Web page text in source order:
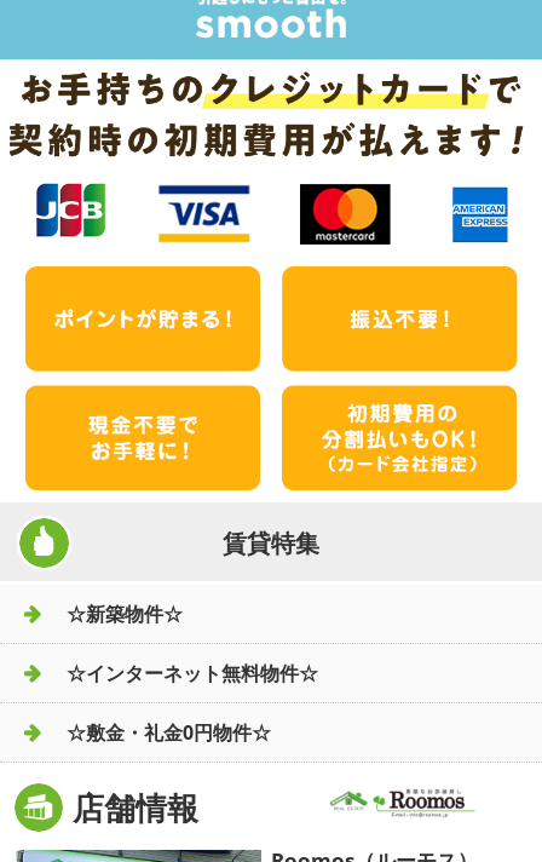
賃貸特集
☆新築物件☆
☆インターネット無料物件☆
☆敷金・礼金0円物件☆
店舗情報